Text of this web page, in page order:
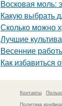
Восковая моль:
Какую выбрать
Сколько можно
Лучшие
Весенние
Как избавиться
Контакты
Политика